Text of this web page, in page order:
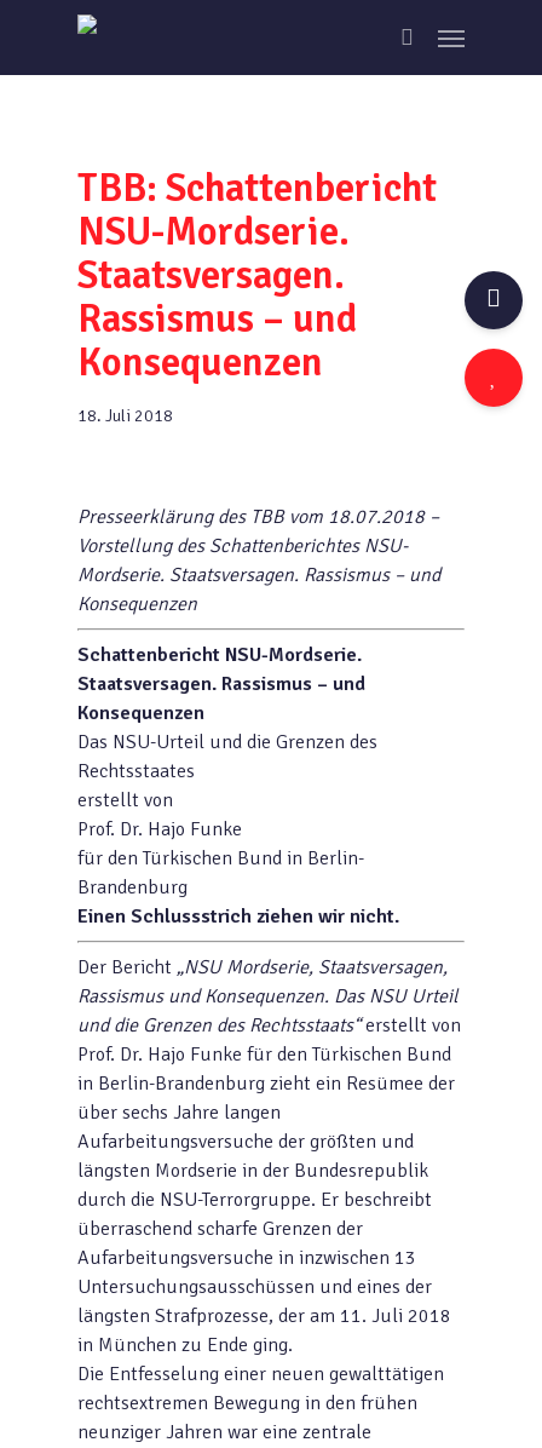
main
search
Menu
TBB: Schattenbericht
NSU-Mordserie.
Staatsversagen.
Rassismus – und
Konsequenzen
18. Juli 2018
Presseerklärung des TBB vom 18.07.2018 –
Vorstellung des Schattenberichtes NSU-
Mordserie. Staatsversagen. Rassismus – und
Konsequenzen
Schattenbericht NSU-Mordserie.
Staatsversagen. Rassismus – und
Konsequenzen
Das NSU-Urteil und die Grenzen des
Rechtsstaates
erstellt von
Prof. Dr. Hajo Funke
für den Türkischen Bund in Berlin-
Brandenburg
Einen Schlussstrich ziehen wir nicht.
Der Bericht „NSU Mordserie, Staatsversagen,
Rassismus und Konsequenzen. Das NSU Urteil
und die Grenzen des Rechtsstaats“erstellt von
Prof. Dr. Hajo Funke für den Türkischen Bund
in Berlin-Brandenburg zieht ein Resümee der
über sechs Jahre langen
Aufarbeitungsversuche der größten und
längsten Mordserie in der Bundesrepublik
durch die NSU-Terrorgruppe. Er beschreibt
überraschend scharfe Grenzen der
Aufarbeitungsversuche in inzwischen 13
Untersuchungsausschüssen und eines der
längsten Strafprozesse, der am 11. Juli 2018
in München zu Ende ging.
Die Entfesselung einer neuen gewalttätigen
rechtsextremen Bewegung in den frühen
neunziger Jahren war eine zentrale